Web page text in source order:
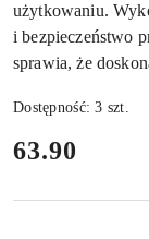
użytkowaniu.
i bezpieczeństwo
sprawia, że
Dostępność:3 szt.
cena:
63.90